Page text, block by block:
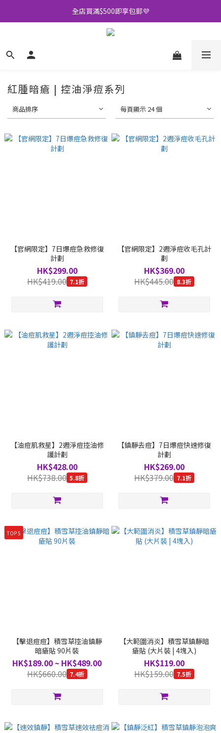
全店買滿$500即享包郵💜
全店買滿$500即享包郵💜
加入會員可享多重優惠🫡
紅腫暗瘡 | 控油淨痘系列
商品排序 每頁顯示 24 個
【官網限定】7日爆痘急救修復
計劃
HK$299.00
HK$419.00 7.1折
【官網限定】2週淨痘收毛孔計
劃
HK$369.00
HK$445.00 8.3折
【油痘肌救星】2週淨痘控油修
護計劃
HK$428.00
HK$738.00 5.8折
【鎮靜去痘】7日爆痘快速修復
計劃
HK$269.00
HK$379.00 7.1折
TOP 5
【擊退痘痘】積雪草控油鎮靜
暗瘡貼 90片裝
HK$189.00 ~ HK$489.00
HK$660.00 7.4折
【大範圍消炎】積雪草鎮靜暗
瘡貼 (大片裝 | 4塊入)
HK$119.00
HK$159.00 7.5折